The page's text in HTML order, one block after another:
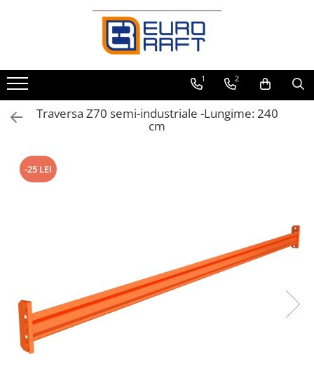
Refrigerare Comercială
Dulapuri Frigorifice 1 2
Traversa Z70 semi-industriale -Lungime: 240
cm
-25 LEI